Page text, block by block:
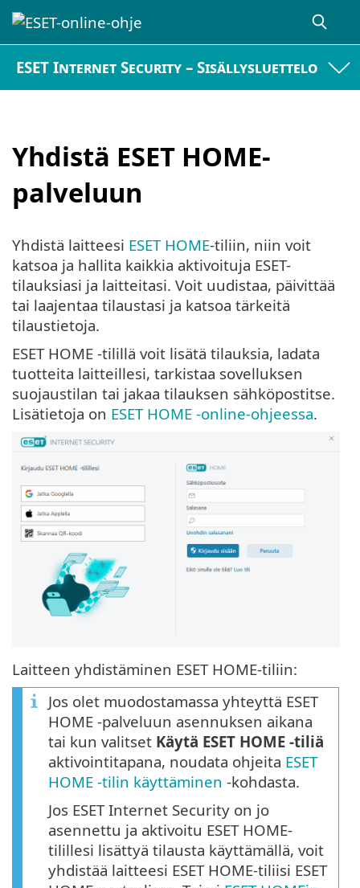
ESET Internet Security – Sisällysluettelo
Yhdistä ESET HOME-
palveluun
Yhdistä laitteesi ESET HOME-tiliin, niin voit
katsoa ja hallita kaikkia aktivoituja ESET-
tilauksiasi ja laitteitasi. Voit uudistaa, päivittää
tai laajentaa tilaustasi ja katsoa tärkeitä
tilaustietoja.
ESET HOME -tilillä voit lisätä tilauksia, ladata
tuotteita laitteillesi, tarkistaa sovelluksen
suojaustilan tai jakaa tilauksen sähköpostitse.
Lisätietoja on ESET HOME -online-ohjeessa.
Laitteen yhdistäminen ESET HOME-tiliin:
Jos olet muodostamassa yhteyttä ESET
HOME -palveluun asennuksen aikana
tai kun valitset Käytä ESET HOME -tiliä
aktivointitapana, noudata ohjeita ESET
HOME -tilin käyttäminen -kohdasta.
Jos ESET Internet Security on jo
asennettu ja aktivoitu ESET HOME-
tilillesi lisättyä tilausta käyttämällä, voit
yhdistää laitteesi ESET HOME-tiliisi ESET